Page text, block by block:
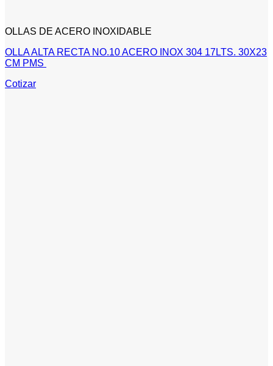
OLLAS DE ACERO INOXIDABLE
OLLA ALTA RECTA NO.10 ACERO INOX 304 17LTS. 30X23
CM PMS
Cotizar